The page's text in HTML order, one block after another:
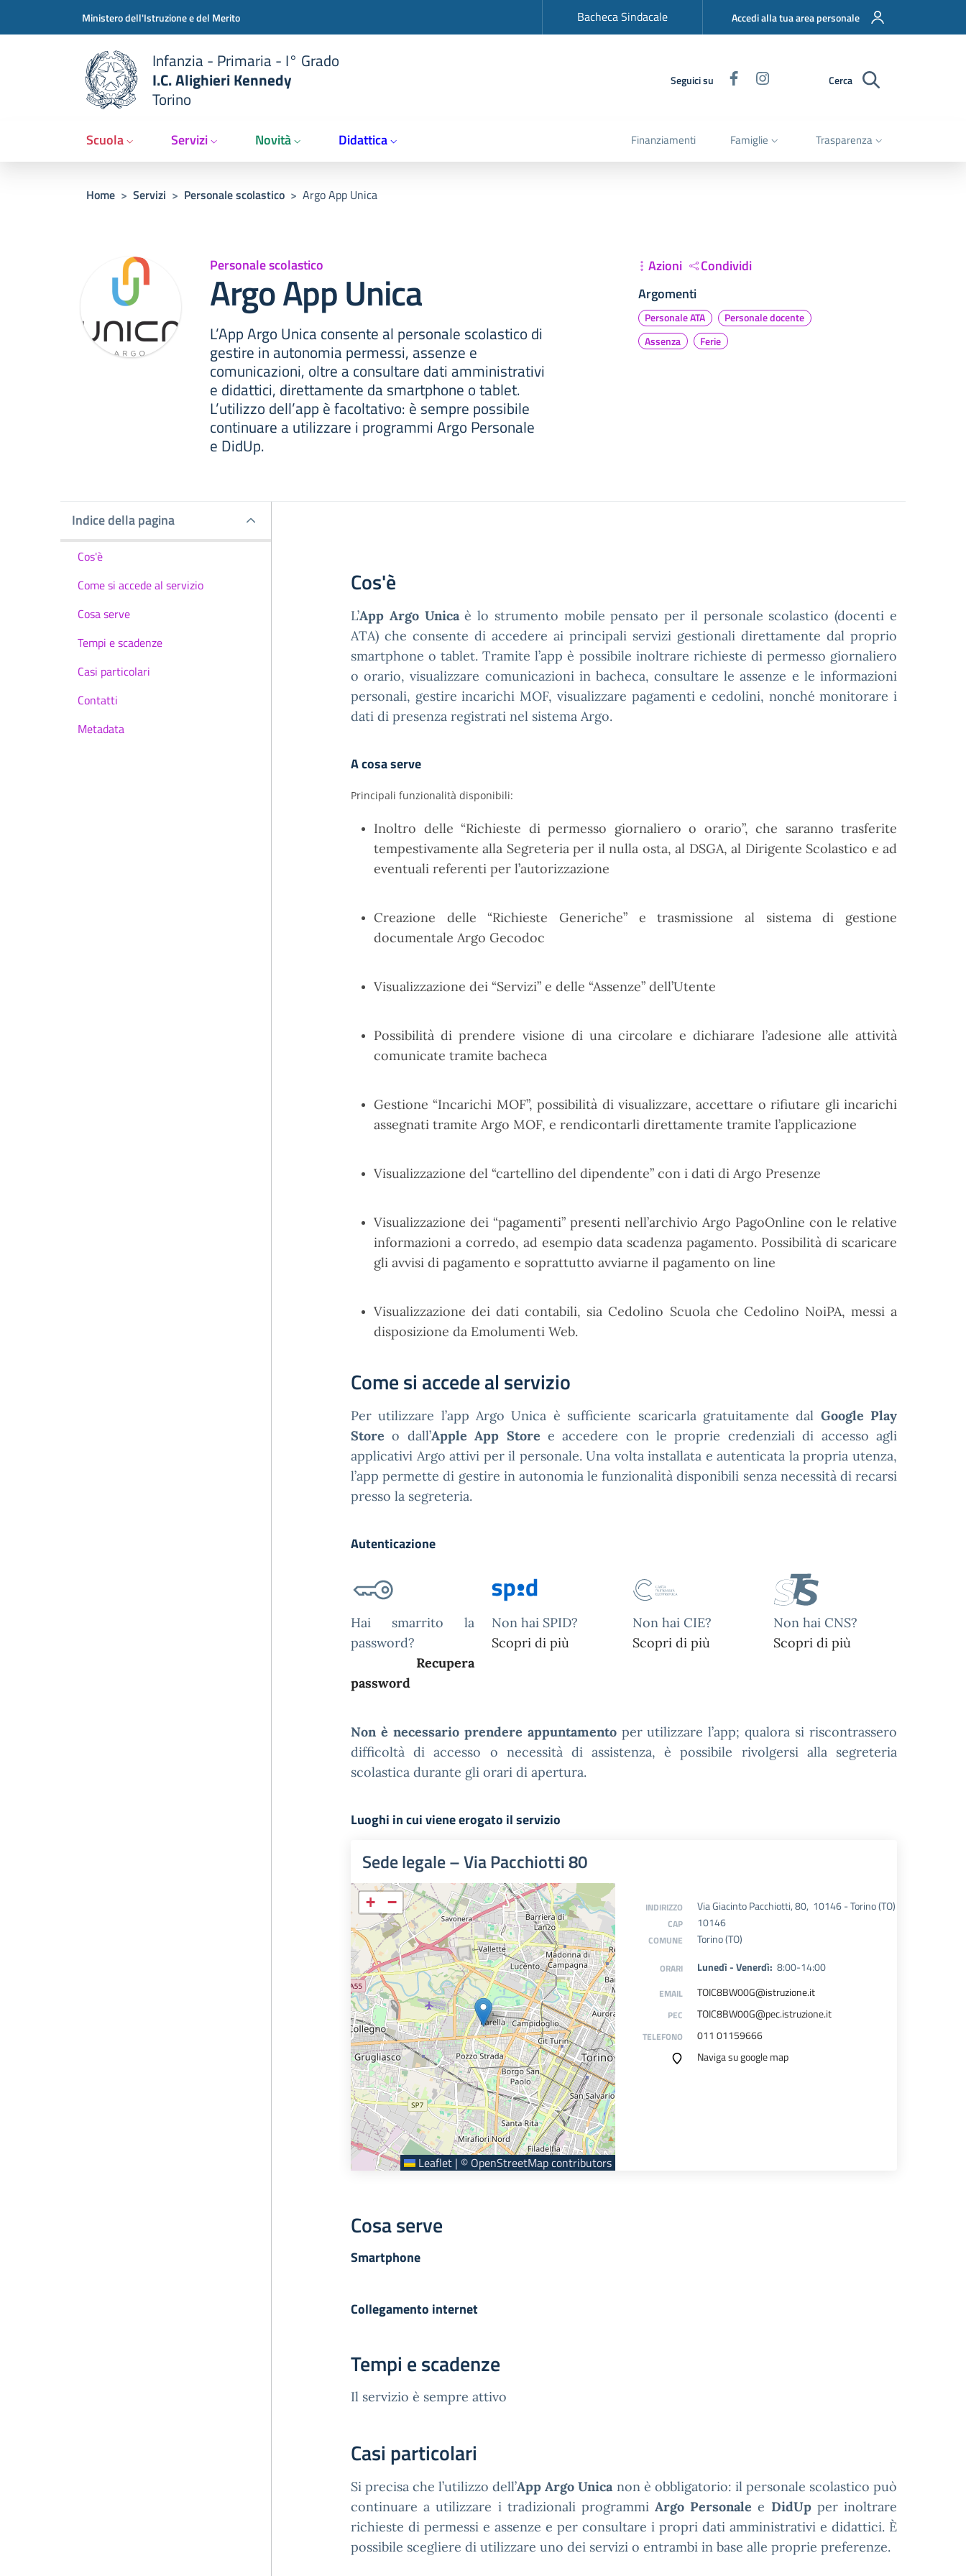
Ministero dell'Istruzione e del MeritoSlim top Bacheca Sindacale Accedi alla tua area personale
Infanzia - Primaria - I° Grado
I.C. Alighieri Kennedy
Torino
Seguici su Facebook Cerca
Scuola Servizi Novità Didattica Finanziamenti Famiglie Trasparenza
Briciole di pane
Home > Servizi > Personale scolastico > Argo App Unica
Personale scolastico
Argo App Unica
L’App Argo Unica consente al personale scolastico di
gestire in autonomia permessi, assenze e
comunicazioni, oltre a consultare dati amministrativi
e didattici, direttamente da smartphone o tablet.
L’utilizzo dell’app è facoltativo: è sempre possibile
continuare a utilizzare i programmi Argo Personale
e DidUp.
Azioni
Condividi
Argomenti
Personale ATA
Personale docente
Assenza
Ferie
Indice della pagina
Indice della pagina
Cos'è
Come si accede al servizio
Cosa serve
Tempi e scadenze
Casi particolari
Contatti
Metadata
Cos'è
L’App Argo Unicaè lo strumento mobile pensato per il personale scolastico (docenti e
ATA) che consente di accedere ai principali servizi gestionali direttamente dal proprio
smartphone o tablet. Tramite l’app è possibile inoltrare richieste di permesso giornaliero
o orario, visualizzare comunicazioni in bacheca, consultare le assenze e le informazioni
personali, gestire incarichi MOF, visualizzare pagamenti e cedolini, nonché monitorare i
dati di presenza registrati nel sistema Argo.
A cosa serve
Principali funzionalità disponibili:
Inoltro delle “Richieste di permesso giornaliero o orario”, che saranno trasferite
tempestivamente alla Segreteria per il nulla osta, al DSGA, al Dirigente Scolastico e ad
eventuali referenti per l’autorizzazione
Creazione delle “Richieste Generiche” e trasmissione al sistema di gestione
documentale Argo Gecodoc
Visualizzazione dei “Servizi” e delle “Assenze” dell’Utente
Possibilità di prendere visione di una circolare e dichiarare l’adesione alle attività
comunicate tramite bacheca
Gestione “Incarichi MOF”, possibilità di visualizzare, accettare o rifiutare gli incarichi
assegnati tramite Argo MOF, e rendicontarli direttamente tramite l’applicazione
Visualizzazione del “cartellino del dipendente” con i dati di Argo Presenze
Visualizzazione dei “pagamenti” presenti nell’archivio Argo PagoOnline con le relative
informazioni a corredo, ad esempio data scadenza pagamento. Possibilità di scaricare
gli avvisi di pagamento e soprattutto avviarne il pagamento on line
Visualizzazione dei dati contabili, sia Cedolino Scuola che Cedolino NoiPA, messi a
disposizione da Emolumenti Web.
Come si accede al servizio
Per utilizzare l’app Argo Unica è sufficiente scaricarla gratuitamente dal Google Play
Store o dall’Apple App Store e accedere con le proprie credenziali di accesso agli
applicativi Argo attivi per il personale. Una volta installata e autenticata la propria utenza,
l’app permette di gestire in autonomia le funzionalità disponibili senza necessità di recarsi
presso la segreteria.
Autenticazione
Nome Utente e Password
Hai smarrito la
password?
Recupera
password
SPID
Non hai SPID?
Scopri di più
CIE
Non hai CIE?
Scopri di più
CNS
Non hai CNS?
Scopri di più
Non è necessario prendere appuntamentoper utilizzare l’app; qualora si riscontrassero
difficoltà di accesso o necessità di assistenza, è possibile rivolgersi alla segreteria
scolastica durante gli orari di apertura.
Luoghi in cui viene erogato il servizio
Sede legale – Via Pacchiotti 80
+ −
Leaflet | © OpenStreetMapcontributors
INDIRIZZO Via Giacinto Pacchiotti, 80, 10146 - Torino (TO)
CAP 10146
COMUNE Torino (TO)
ORARI Lunedì - Venerdì: 8:00-14:00
EMAIL TOIC8BW00G@istruzione.it
PEC TOIC8BW00G@pec.istruzione.it
TELEFONO
011 01159666
Naviga su google map
Cosa serve
Smartphone
Collegamento internet
Tempi e scadenze
Il servizio è sempre attivo
Casi particolari
Si precisa che l’utilizzo dell’App Argo Unicanon è obbligatorio: il personale scolastico può
continuare a utilizzare i tradizionali programmiArgo Personale e DidUpper inoltrare
richieste di permessi e assenze e per consultare i propri dati amministrativi e didattici. È
possibile scegliere di utilizzare uno dei servizi o entrambi in base alle proprie preferenze.